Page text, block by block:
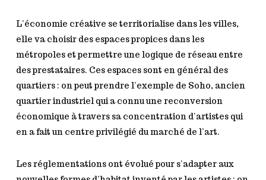
L’économie créative se territorialise dans les villes,
elle va choisir des espaces propices dans les
métropoles et permettre une logique de réseau entre
des prestataires. Ces espaces sont en général des
quartiers : on peut prendre l’exemple de Soho, ancien
quartier industriel qui a connu une reconversion
économique à travers sa concentration d’artistes qui
en a fait un centre privilégié du marché de l’art.
Les réglementations ont évolué pour s’adapter aux